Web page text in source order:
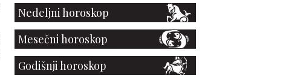
Nedeljni horoskop
Mesečni horoskop
Godišnji horoskop